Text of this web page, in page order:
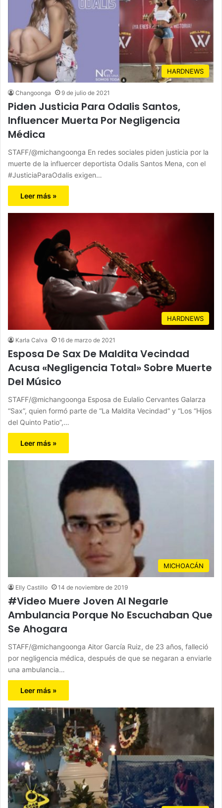
HARDNEWS
Changoonga 9 de julio de 2021
Piden Justicia Para Odalis Santos,
Influencer Muerta Por Negligencia
Médica
STAFF/@michangoonga En redes sociales piden justicia por la
muerte de la influercer deportista Odalis Santos Mena, con el
#JusticiaParaOdalis exigen…
Leer más »
HARDNEWS
Karla Calva 16 de marzo de 2021
Esposa De Sax De Maldita Vecindad
Acusa «Negligencia Total» Sobre Muerte
Del Músico
STAFF/@michangoonga Esposa de Eulalio Cervantes Galarza
“Sax”, quien formó parte de “La Maldita Vecindad” y “Los “Hijos
del Quinto Patio”,…
Leer más »
MICHOACÁN
Elly Castillo 14 de noviembre de 2019
#Video Muere Joven Al Negarle
Ambulancia Porque No Escuchaban Que
Se Ahogara
STAFF/@michangoonga Aitor García Ruiz, de 23 años, falleció
por negligencia médica, después de que se negaran a enviarle
una ambulancia…
Leer más »